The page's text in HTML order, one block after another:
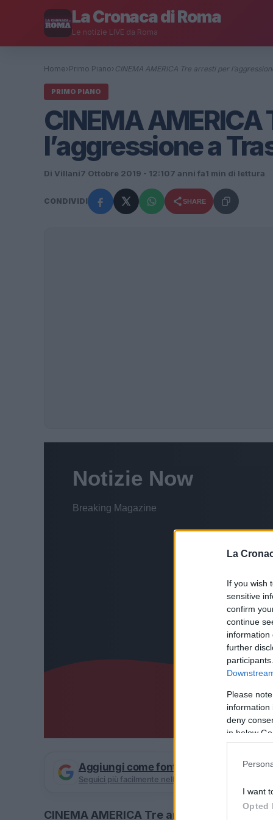
La
If you wish
sensitive
confirm
continue
information
further
Please
information
deny
in below
I want
Opted
La Cronaca di Roma
Le notizie LIVE da Roma
Home› Primo Piano› CINEMA AMERICA Tre arresti per
PRIMO PIANO
CINEMA
l’aggressione a
Di Villani7 Ottobre 2019 - 12:107 anni fa1 min di lettura
CONDIVIDI SHARE
Aggiungi come fonte preferita su
Seguici più facilmente nelle notizie consigliate
CINEMA AMERICA Tre arresti per